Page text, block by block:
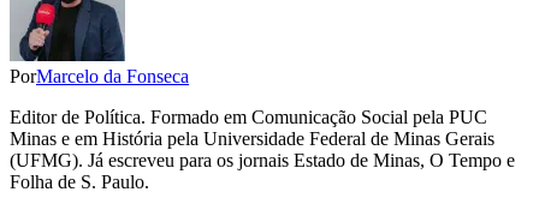
PorMarcelo da Fonseca
Editor de Política. Formado em Comunicação Social pela PUC
Minas e em História pela Universidade Federal de Minas Gerais
(UFMG). Já escreveu para os jornais Estado de Minas, O Tempo e
Folha de S. Paulo.